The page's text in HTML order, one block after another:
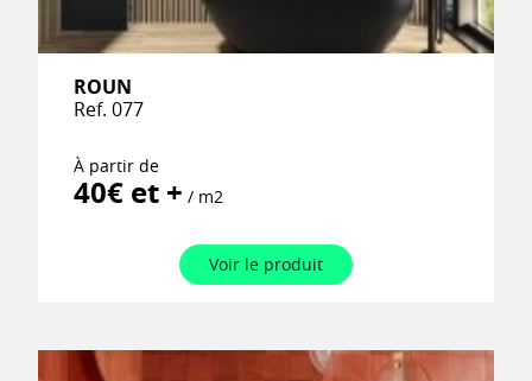
ROUN
Ref. 077
À partir de
40€ et + / m2
Voir le produit